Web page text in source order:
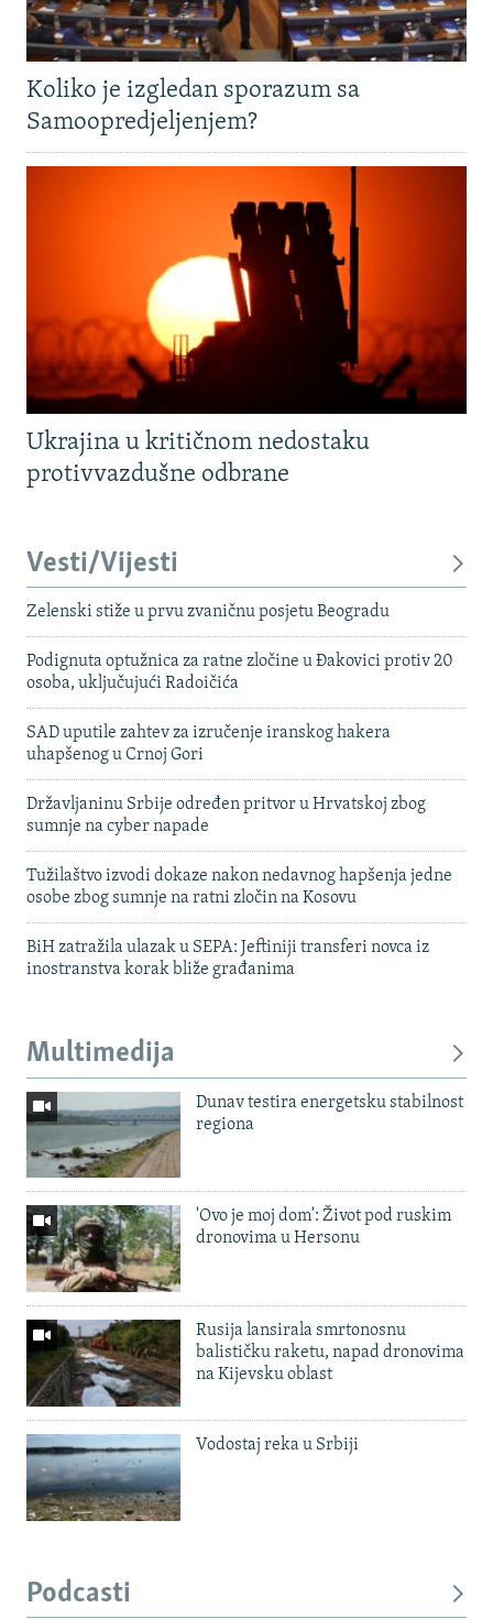
Koliko je izgledan sporazum sa
Samoopredjeljenjem?
Ukrajina u kritičnom nedostaku
protivvazdušne odbrane
Vesti/Vijesti
Zelenski stiže u prvu zvaničnu posjetu Beogradu
Podignuta optužnica za ratne zločine u Đakovici protiv 20
osoba, uključujući Radoičića
SAD uputile zahtev za izručenje iranskog hakera
uhapšenog u Crnoj Gori
Državljaninu Srbije određen pritvor u Hrvatskoj zbog
sumnje na cyber napade
Tužilaštvo izvodi dokaze nakon nedavnog hapšenja jedne
osobe zbog sumnje na ratni zločin na Kosovu
BiH zatražila ulazak u SEPA: Jeftiniji transferi novca iz
inostranstva korak bliže građanima
Multimedija
Dunav testira energetsku stabilnost
regiona
'Ovo je moj dom': Život pod ruskim
dronovima u Hersonu
Rusija lansirala smrtonosnu
balističku raketu, napad dronovima
na Kijevsku oblast
Vodostaj reka u Srbiji
Podcasti